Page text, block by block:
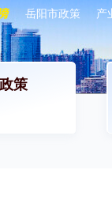
岳阳市政策 产
策